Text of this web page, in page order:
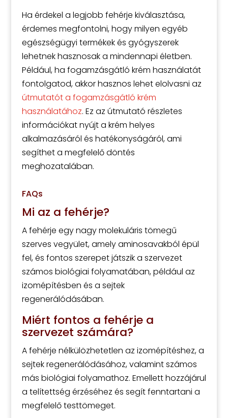
Ha érdekel a legjobb fehérje kiválasztása,
érdemes megfontolni, hogy milyen egyéb
egészségügyi termékek és gyógyszerek
lehetnek hasznosak a mindennapi életben.
Például, ha fogamzásgátló krém használatát
fontolgatod, akkor hasznos lehet elolvasni az
útmutatót a fogamzásgátló krém
használatához. Ez az útmutató részletes
információkat nyújt a krém helyes
alkalmazásáról és hatékonyságáról, ami
segíthet a megfelelő döntés
meghozatalában.
FAQs
Mi az a fehérje?
A fehérje egy nagy molekuláris tömegű
szerves vegyület, amely aminosavakból épül
fel, és fontos szerepet játszik a szervezet
számos biológiai folyamatában, például az
izomépítésben és a sejtek
regenerálódásában.
Miért fontos a fehérje a
szervezet számára?
A fehérje nélkülözhetetlen az izomépítéshez, a
sejtek regenerálódásához, valamint számos
más biológiai folyamathoz. Emellett hozzájárul
a telítettség érzéséhez és segít fenntartani a
megfelelő testtömeget.